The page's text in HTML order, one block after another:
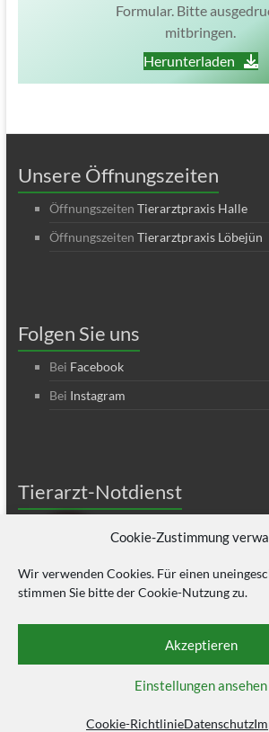
Cookie-Zustimmung
Wir verwenden Cookies. Für einen
stimmen Sie bitte der Cookie-Nutzung zu.
Akzeptieren
Einstellungen ansehen
Cookie-RichtlinieDatenschutz
Formular. Bitte
mitbringen.
Herunterladen
Unsere Öffnungszeiten
Öffnungszeiten Tierarztpraxis Halle
Öffnungszeiten Tierarztpraxis Löbejün
Folgen Sie uns
Bei Facebook
Bei Instagram
Tierarzt-Notdienst
ThemeGrill.